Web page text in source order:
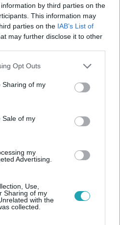
by third parties on the
This information may
parties on the IAB’s List of
may further disclose it to other
app uses one or more Google
behaviour. You may click to
and its third-party tags to
purposes in below Google
Opt Outs
Sharing of my
Sale of my
my
Advertising.
Use,
Sharing of my
with the
collected.
meghívta Harryéket,
töltsék Althorpban, ahol
Ha elfogadják a
Markle első látogatása a
királynő 2022-es temetése
királyi család szakértője
Hogy mitől tartanak és
hercegnő videója, erről is
öltözéke: Harryvel
ruháit viselni, amikor
azzal került a sajtó